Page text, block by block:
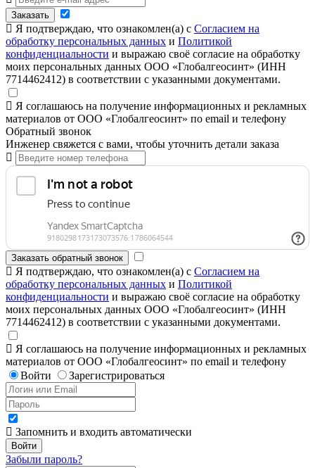
Заказать
Я подтверждаю, что ознакомлен(а) с Согласием на
обработку персональных данных и Политикой
конфиденциальности и выражаю своё согласие на обработку
моих персональных данных ООО «Глобалгеосинт» (ИНН
7714462412) в соответствии с указанными документами.
Я соглашаюсь на получение информационных и рекламных
материалов от ООО «Глобалгеосинт» по email и телефону
Обратный звонок
Инженер свяжется с вами, чтобы уточнить детали заказа
Заказать обратный звонок
Я подтверждаю, что ознакомлен(а) с Согласием на
обработку персональных данных и Политикой
конфиденциальности и выражаю своё согласие на обработку
моих персональных данных ООО «Глобалгеосинт» (ИНН
7714462412) в соответствии с указанными документами.
Я соглашаюсь на получение информационных и рекламных
материалов от ООО «Глобалгеосинт» по email и телефону
Войти
Зарегистрироваться
Запомнить и входить автоматически
Забыли пароль?